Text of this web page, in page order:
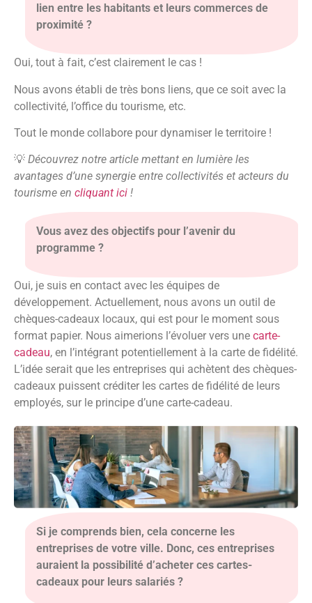
lien entre les habitants et leurs commerces de
proximité ?
Oui, tout à fait, c’est clairement le cas !
Nous avons établi de très bons liens, que ce soit avec la
collectivité, l’office du tourisme, etc.
Tout le monde collabore pour dynamiser le territoire !
💡 Découvrez notre article mettant en lumière les
avantages d’une synergie entre collectivités et acteurs du
tourisme en cliquant ici !
Vous avez des objectifs pour l’avenir du
programme ?
Oui, je suis en contact avec les équipes de
développement. Actuellement, nous avons un outil de
chèques-cadeaux locaux, qui est pour le moment sous
format papier. Nous aimerions l’évoluer vers une carte-
cadeau, en l’intégrant potentiellement à la carte de fidélité.
L’idée serait que les entreprises qui achètent des chèques-
cadeaux puissent créditer les cartes de fidélité de leurs
employés, sur le principe d’une carte-cadeau.
Si je comprends bien, cela concerne les
entreprises de votre ville. Donc, ces entreprises
auraient la possibilité d’acheter ces cartes-
cadeaux pour leurs salariés ?